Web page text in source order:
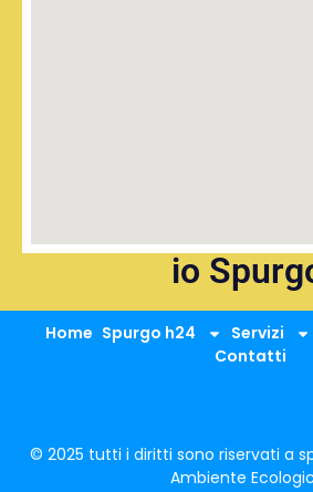
io
Home Spurgo h24 Servizi
Contatti
© 2025 tutti i diritti sono riservati a
Ambiente